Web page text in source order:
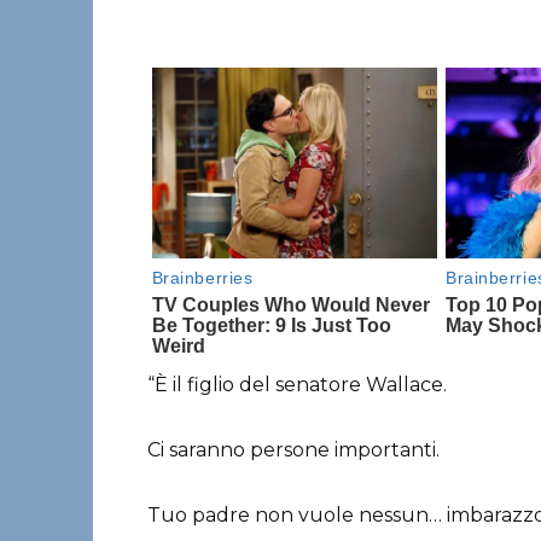
“È il figlio del senatore Wallace.
Ci saranno persone importanti.
Tuo padre non vuole nessun…